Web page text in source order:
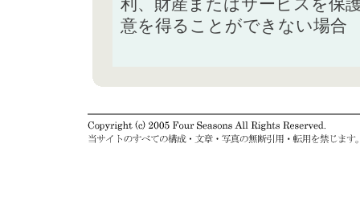
利、財産またはサービスを保
意を得ることができない場合